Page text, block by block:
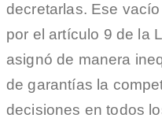
decretarlas. Ese
por el artículo 9 de la
asignó de manera
de garantías la
decisiones en todos